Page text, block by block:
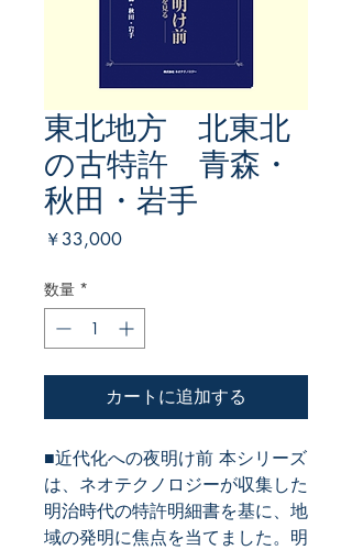
東北地方 北東北
の古特許 青森・
秋田・岩手
￥33,000価
数量 *
カートに追加する
■近代化への夜明け前 本シリーズ
は、ネオテクノロジーが収集した
明治時代の特許明細書を基に、地
域の発明に焦点を当てました。明